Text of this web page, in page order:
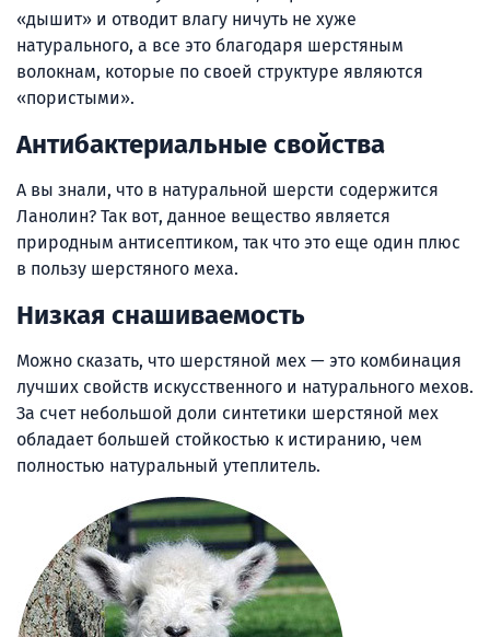
«дышит» и отводит влагу ничуть не хуже
натурального, а все это благодаря шерстяным
волокнам, которые по своей структуре являются
«пористыми».
Антибактериальные свойства
А вы знали, что в натуральной шерсти содержится
Ланолин? Так вот, данное вещество является
природным антисептиком, так что это еще один плюс
в пользу шерстяного меха.
Низкая снашиваемость
Можно сказать, что шерстяной мех — это комбинация
лучших свойств искусственного и натурального мехов.
За счет небольшой доли синтетики шерстяной мех
обладает большей стойкостью к истиранию, чем
полностью натуральный утеплитель.